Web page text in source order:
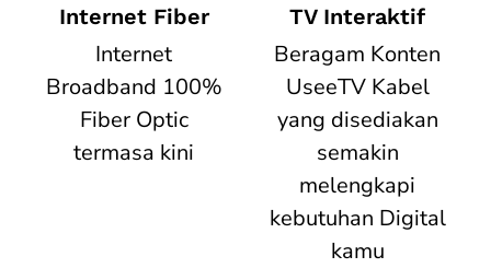
Internet Fiber
Internet
Broadband 100%
Fiber Optic
termasa kini
TV Interaktif
Beragam Konten
UseeTV Kabel
yang disediakan
semakin
melengkapi
kebutuhan Digital
kamu